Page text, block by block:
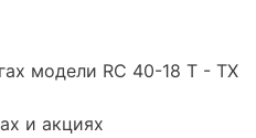
модели RC 40-18 T - TX
и акциях